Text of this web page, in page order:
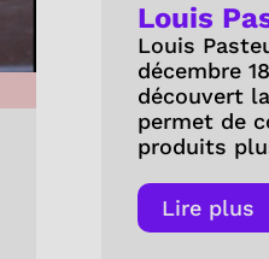
Louis
Louis
décembre
découvert
permet de
produits
Lire plus